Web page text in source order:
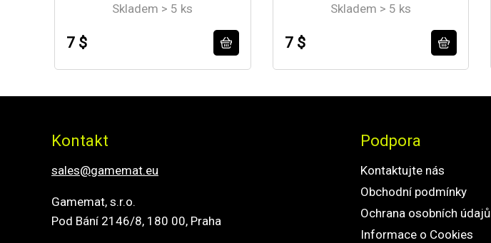
Skladem > 5 ks
7 $
Skladem > 5 ks
7 $
Kontakt
sales@gamemat.eu
Gamemat, s.r.o.
Pod Bání 2146/8, 180 00, Praha
Podpora
Kontaktujte nás
Obchodní podmínky
Ochrana osobních údajů
Informace o Cookies